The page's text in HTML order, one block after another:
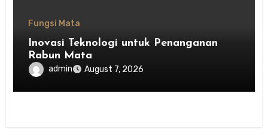
Fungsi Mata
Inovasi Teknologi untuk Penanganan
Rabun Mata
admin August 7, 2026